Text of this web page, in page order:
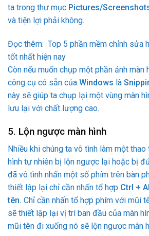
ta trong thư mục Pictures/
và tiện lợi phải không.
Đọc thêm: Top 5 phần mềm chỉnh sửa
tốt nhất hiện nay
Còn nếu muốn chụp một phần ảnh màn
công cụ có sẵn của Windows là
này sẽ giúp ta chụp lại một vùng màn
lưu lại với chất lượng cao.
5. Lộn ngược màn hình
Nhiều khi chúng ta vô tình làm một
hình tự nhiên bị lộn ngược lại hoặc bị
đã vô tình nhấn một số phím trên bàn
thiết lập lại chỉ cần nhấn tổ hợp Ctrl +
tên. Chỉ cần nhấn tổ hợp phím với mũi
sẽ thiết lập lại vị trí ban đầu của màn
mũi tên đi xuống nó sẽ lộn ngược màn